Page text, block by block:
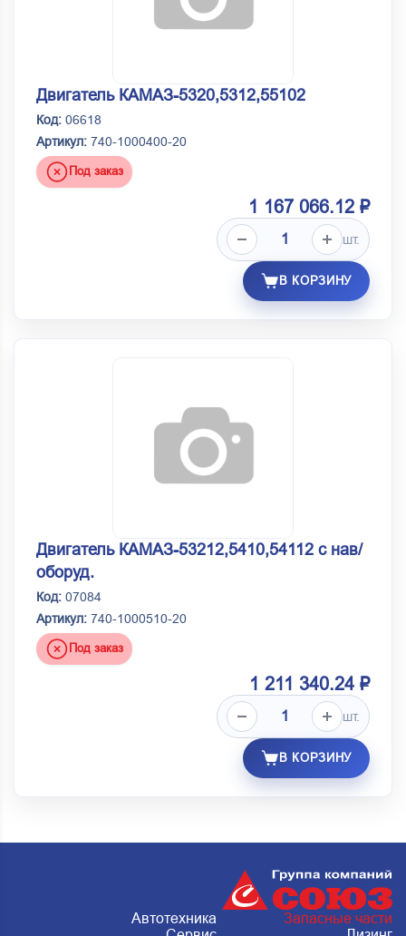
Двигатель КАМАЗ-5320,5312,55102
Код: 06618
Артикул: 740-1000400-20
Под заказ
1 167 066.12 ₽
шт.
В КОРЗИНУ
Двигатель КАМАЗ-53212,5410,54112 с нав/
оборуд.
Код: 07084
Артикул: 740-1000510-20
Под заказ
1 211 340.24 ₽
шт.
В КОРЗИНУ
Автотехника
Запасные части